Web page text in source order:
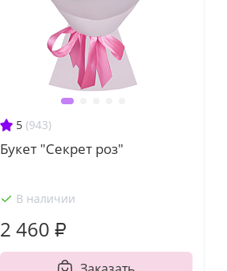
5 (943)
Букет "Секрет роз"
В наличии
2 460 ₽